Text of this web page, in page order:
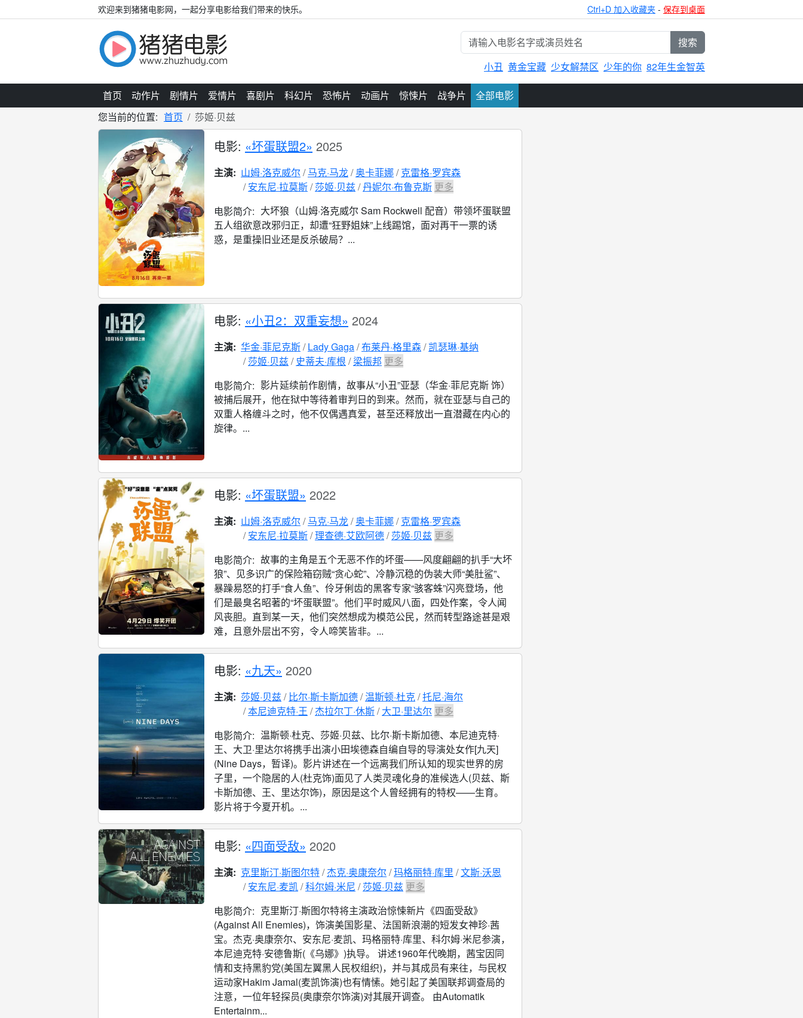
欢迎来到猪猪电影网，一起分享电影给我们带来的快乐。 Ctrl+D 加入收藏夹 - 保存到桌面
搜索
小丑 黄金宝藏 少女解禁区 少年的你 82年生金智英
首页 动作片 剧情片 爱情片 喜剧片 科幻片 恐怖片 动画片 惊悚片 战争片
全部电影
您当前的位置: 首页 莎姬·贝兹
电影: «坏蛋联盟2» 2025
主演: 山姆·洛克威尔 马克·马龙 奥卡菲娜 克雷格·罗宾森
安东尼·拉莫斯 莎姬·贝兹 丹妮尔·布鲁克斯 更多
电影简介: 大坏狼（山姆·洛克威尔 Sam Rockwell 配音）带领坏蛋联盟
五人组欲意改邪归正，却遭“狂野姐妹”上线踢馆，面对再干一票的诱
惑，是重操旧业还是反杀破局？...
电影: «小丑2：双重妄想» 2024
主演: 华金·菲尼克斯 Lady Gaga 布莱丹·格里森 凯瑟琳·基纳
莎姬·贝兹
史蒂夫·库根 梁振邦 更多
电影简介: 影片延续前作剧情，故事从“小丑”亚瑟（华金·菲尼克斯 饰）
被捕后展开，他在狱中等待着审判日的到来。然而，就在亚瑟与自己的
双重人格缠斗之时，他不仅偶遇真爱，甚至还释放出一直潜藏在内心的
旋律。...
电影: «坏蛋联盟» 2022
主演: 山姆·洛克威尔 马克·马龙 奥卡菲娜 克雷格·罗宾森
安东尼·拉莫斯 理查德·艾欧阿德 莎姬·贝兹 更多
电影简介: 故事的主角是五个无恶不作的坏蛋——风度翩翩的扒手“大坏
狼”、见多识广的保险箱窃贼“贪心蛇”、冷静沉稳的伪装大师“美肚鲨”、
暴躁易怒的打手“食人鱼”、伶牙俐齿的黑客专家“骇客蛛”闪亮登场，他
们是最臭名昭著的“坏蛋联盟”。他们平时威风八面，四处作案，令人闻
风丧胆。直到某一天，他们突然想成为模范公民，然而转型路途甚是艰
难，且意外层出不穷，令人啼笑皆非。...
电影: «九天» 2020
主演: 莎姬·贝兹 比尔·斯卡斯加德 温斯顿·杜克 托尼·海尔
本尼迪克特·王
杰拉尔丁·休斯 大卫·里达尔 更多
电影简介: 温斯顿·杜克、莎姬·贝兹、比尔·斯卡斯加德、本尼迪克特·
王、大卫·里达尔将携手出演小田埃德森自编自导的导演处女作[九天]
(Nine Days，暂译)。影片讲述在一个远离我们所认知的现实世界的房
子里，一个隐居的人(杜克饰)面见了人类灵魂化身的准候选人(贝兹、斯
卡斯加德、王、里达尔饰)，原因是这个人曾经拥有的特权——生育。
影片将于今夏开机。...
电影: «四面受敌» 2020
主演: 克里斯汀·斯图尔特 杰克·奥康奈尔 玛格丽特·库里 文斯·沃恩
安东尼·麦凯 科尔姆·米尼 莎姬·贝兹 更多
电影简介: 克里斯汀·斯图尔特将主演政治惊悚新片《四面受敌》
(Against All Enemies)，饰演美国影星、法国新浪潮的短发女神珍·茜
宝。杰克·奥康奈尔、安东尼·麦凯、玛格丽特·库里、科尔姆·米尼参演，
本尼迪克特·安德鲁斯(《乌娜》)执导。 讲述1960年代晚期，茜宝因同
情和支持黑豹党(美国左翼黑人民权组织)，并与其成员有来往，与民权
运动家Hakim Jamal(麦凯饰演)也有情愫。她引起了美国联邦调查局的
注意，一位年轻探员(奥康奈尔饰演)对其展开调查。 由Automatik
Entertainm...